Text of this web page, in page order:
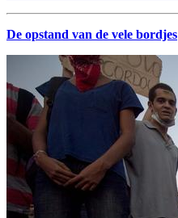
De opstand van de vele bordjes